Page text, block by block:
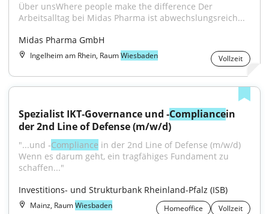
Über unsWhere people make the difference Der
Arbeitsalltag bei Midas Pharma ist abwechslungsreich...
Midas Pharma GmbH
Ingelheim am Rhein, RaumWiesbaden Vollzeit
Spezialist IKT‑Governance und ‑Compliancein
der 2nd Line of Defense (m/w/d)
"...und ‑Compliance in der 2nd Line of Defense (m/w/d)
Wenn es darum geht, ein tragfähiges Fundament zu
schaffen..."
Investitions- und Strukturbank Rheinland-Pfalz (ISB)
Mainz, RaumWiesbaden Homeoffice Vollzeit